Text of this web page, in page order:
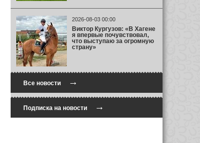
2026-08-03 00:00
Виктор Кургузов: «В Хагене
я впервые почувствовал,
что выступаю за огромную
страну»
Все новости→
Подписка на новости→